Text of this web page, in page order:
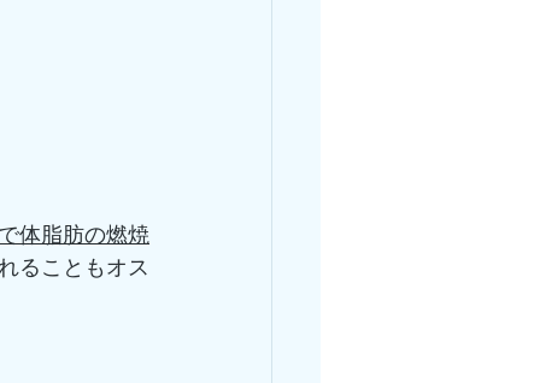
体脂肪の燃焼
ることもオス